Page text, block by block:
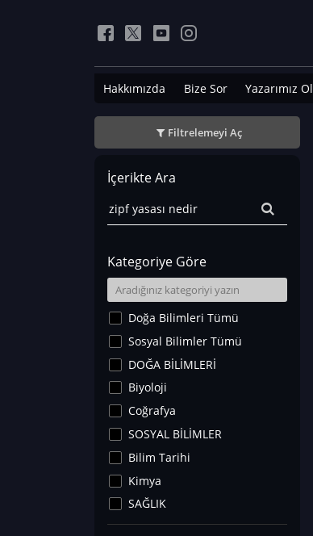
Hakkımızda Bize Sor Yazarımız Ol
Filtrelemeyi Aç
İçerikte Ara
Kategoriye Göre
Doğa Bilimleri Tümü
Sosyal Bilimler Tümü
DOĞA BİLİMLERİ
Biyoloji
Coğrafya
SOSYAL BİLİMLER
Bilim Tarihi
Kimya
SAĞLIK
Sanat Tarihi